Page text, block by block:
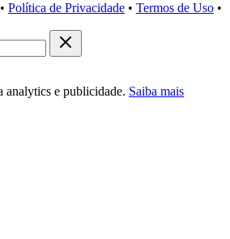
• Política de Privacidade • Termos de Uso •
analytics e publicidade. Saiba mais